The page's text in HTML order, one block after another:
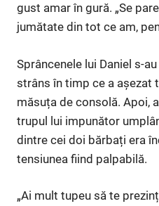
gust amar în gură. „Se
jumătate din tot ce am,
Sprâncenele lui Daniel s-
strâns în timp ce a așezat
măsuța de consolă. Apoi,
trupul lui impunător
dintre cei doi bărbați era
tensiunea fiind palpabilă.
„Ai mult tupeu să te